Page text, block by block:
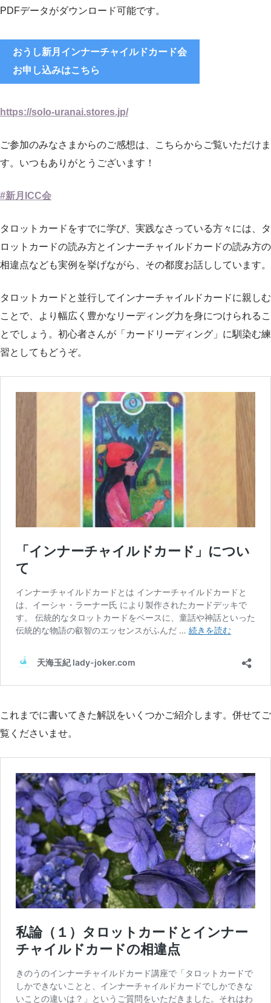
PDFデータがダウンロード可能です。
おうし新月インナーチャイルドカード会
お申し込みはこちら
https://solo-uranai.stores.jp/
ご参加のみなさまからのご感想は、こちらからご覧いただけま
す。いつもありがとうございます！
#新月ICC会
タロットカードをすでに学び、実践なさっている方々には、タ
ロットカードの読み方とインナーチャイルドカードの読み方の
相違点なども実例を挙げながら、その都度お話ししています。
タロットカードと並行してインナーチャイルドカードに親しむ
ことで、より幅広く豊かなリーディング力を身につけられるこ
とでしょう。初心者さんが「カードリーディング」に馴染む練
習としてもどうぞ。
これまでに書いてきた解説をいくつかご紹介します。併せてご
覧くださいませ。